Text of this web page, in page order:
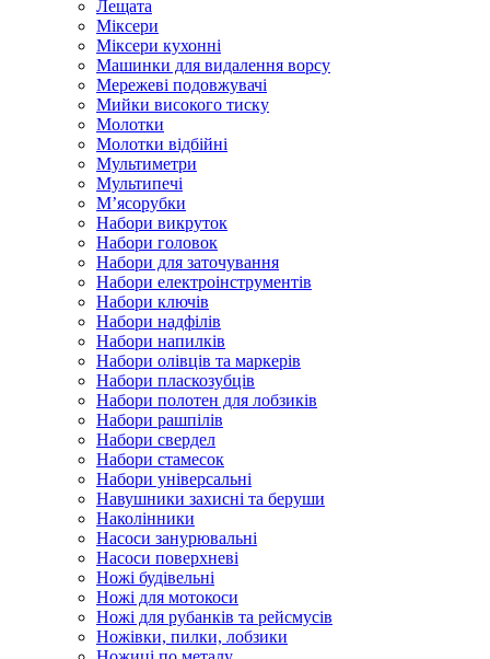
Лещата
Міксери
Міксери кухонні
Машинки для видалення ворсу
Мережеві подовжувачі
Мийки високого тиску
Молотки
Молотки відбійні
Мультиметри
Мультипечі
М’ясорубки
Набори викруток
Набори головок
Набори для заточування
Набори електроінструментів
Набори ключів
Набори надфілів
Набори напилків
Набори олівців та маркерів
Набори пласкозубців
Набори полотен для лобзиків
Набори рашпілів
Набори свердел
Набори стамесок
Набори універсальні
Навушники захисні та беруши
Наколінники
Насоси занурювальні
Насоси поверхневі
Ножі будівельні
Ножі для мотокоси
Ножі для рубанків та рейсмусів
Ножівки, пилки, лобзики